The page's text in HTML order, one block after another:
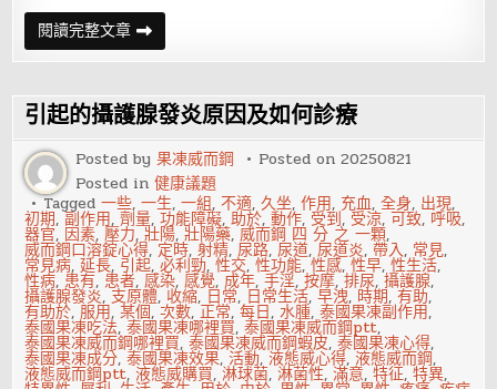
閱讀完整文章黴
菌
攝
腺
發
炎
怎
麼
回
事
引起的攝護腺發炎原因及如何診療
Posted by果凍威而鋼 Posted on20250821
Posted in健康議題
Tagged一些,一生,一組,不適,久坐,作用, 充血,全身, 出現,
初期,副作用,劑量,功能障礙,助於,動作, 受到, 受涼,可致, 呼吸,
器官, 因素,壓力,壯陽,壯陽藥,威而鋼 四 分 之 一顆,
威而鋼口溶錠心得, 定時,射精,尿路,尿道,尿道炎,帶入, 常見,
常見病,延長, 引起,必利勁,性交,性功能,性感,性早,性生活,
性病, 患有, 患者,感染,感覺, 成年,手淫,按摩,排尿,攝護腺,
攝護腺發炎,支原體, 收縮, 日常, 日常生活,早洩, 時期,有助,
有助於,服用,某個,次數,正常,每日,水腫,泰國果凍副作用,
泰國果凍吃法,泰國果凍哪裡買,泰國果凍威而鋼ptt,
泰國果凍威而鋼哪裡買,泰國果凍威而鋼蝦皮,泰國果凍心得,
泰國果凍成分,泰國果凍效果,活動,液態威心得,液態威而鋼,
液態威而鋼ptt,液態威購買,淋球菌,淋菌性,滿意,特征,特異,